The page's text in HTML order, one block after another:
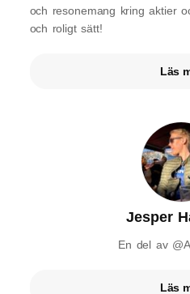
och resonemang kring aktier
och roligt sätt!
Läs
Jesper
En del av
Läs